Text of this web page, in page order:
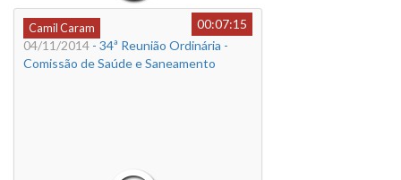
Camil Caram
00:07:15
04/11/2014 - 34ª Reunião Ordinária -
Comissão de Saúde e Saneamento